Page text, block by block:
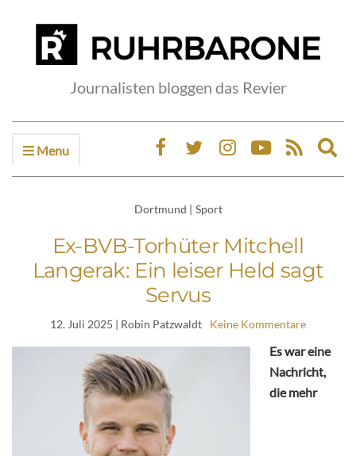
Journalisten bloggen das Revier
Menu
Dortmund | Sport
Ex-BVB-Torhüter Mitchell
Langerak: Ein leiser Held sagt
Servus
12. Juli 2025 | Robin Patzwaldt Keine Kommentare
Es war eine
Nachricht,
die mehr